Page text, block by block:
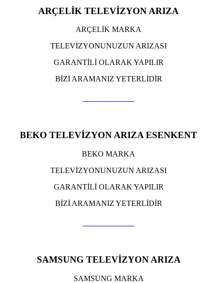
ARÇELİK TELEVİZYON ARIZA
ARÇELİK MARKA
TELEVİZYONUNUZUN ARIZASI
GARANTİLİ OLARAK YAPILIR
BİZİ ARAMANIZ YETERLİDİR
BEKO TELEVİZYON ARIZA ESENKENT
BEKO MARKA
TELEVİZYONUNUZUN ARIZASI
GARANTİLİ OLARAK YAPILIR
BİZİ ARAMANIZ YETERLİDİR
SAMSUNG TELEVİZYON ARIZA
SAMSUNG MARKA